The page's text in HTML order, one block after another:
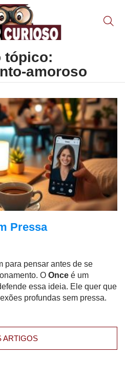
tópico:
amoroso
Pressa
para pensar antes de se
O Once é um
essa ideia. Ele quer que
profundas sem pressa.
ARTIGOS